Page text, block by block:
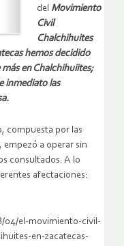
del Movimiento
Civil
Chalchihuites
hemos decidido
en Chalchihuiites;
inmediato las
compuesta por las
empezó a operar sin
consultados. A lo
afectaciones:
04/el-movimiento-civil-
en-zacatecas-